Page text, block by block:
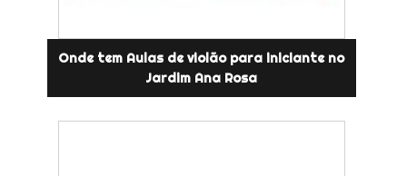
Onde tem Aulas de violão para iniciante no
Jardim Ana Rosa